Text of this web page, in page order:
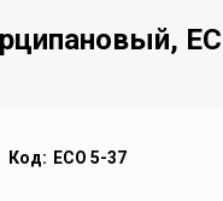
Код: ECO 5-37